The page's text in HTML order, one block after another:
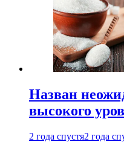
Назван
высокого
2 года спустя2 года